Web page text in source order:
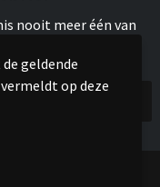
nooit meer één van
geldende
op deze